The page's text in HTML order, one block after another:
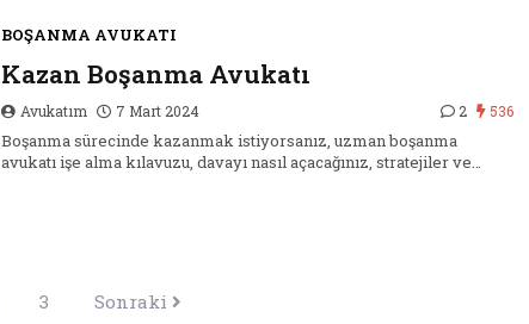
BOŞANMA AVUKATI
Kazan Boşanma Avukatı
Avukatım 7 Mart 2024 2 536
Boşanma sürecinde kazanmak istiyorsanız, uzman boşanma
avukatı işe alma kılavuzu, davayı nasıl açacağınız, stratejiler ve…
3 Sonraki